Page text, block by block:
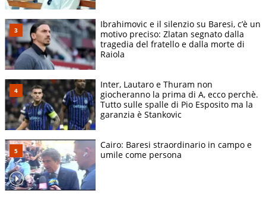
Ibrahimovic e il silenzio su Baresi, c’è un
motivo preciso: Zlatan segnato dalla
tragedia del fratello e dalla morte di
Raiola
Inter, Lautaro e Thuram non
giocheranno la prima di A, ecco perchè.
Tutto sulle spalle di Pio Esposito ma la
garanzia è Stankovic
Cairo: Baresi straordinario in campo e
umile come persona